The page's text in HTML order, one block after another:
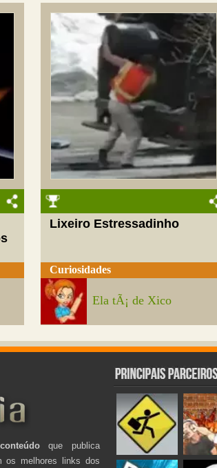
Lixeiro Estressadinho
Curiosidades
Ela tÃ¡ de Xico
que publica
os melhores links dos